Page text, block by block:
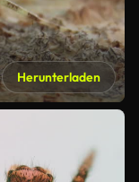
Herunterladen